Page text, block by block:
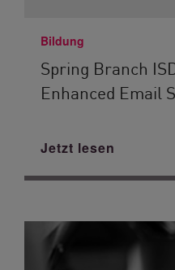
Bildung
Spring Branch
Enhanced Email
Jetzt lesen